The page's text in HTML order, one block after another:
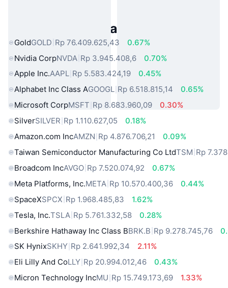
Aset Dunia Nyata Populer
GoldGOLD Rp 76.409.625,43
0.67%
Nvidia CorpNVDA Rp 3.945.408,6
0.70%
Apple Inc.AAPL Rp 5.583.424,19
0.45%
Alphabet Inc Class AGOOGL Rp 6.518.815,14
0.65%
Microsoft CorpMSFT Rp 8.683.960,09
0.30%
SilverSILVER Rp 1.110.627,05
0.18%
Amazon.com IncAMZN Rp 4.876.706,21
0.09%
Taiwan Semiconductor Manufacturing Co LtdTSM Rp
Broadcom IncAVGO Rp 7.520.074,92
0.67%
Meta Platforms, Inc.META Rp 10.570.400,36
0.44%
SpaceXSPCX Rp 1.968.485,83
1.62%
Tesla, Inc.TSLA Rp 5.761.332,58
0.28%
Berkshire Hathaway Inc Class BBRK.B Rp 9.278.745,76
SK HynixSKHY Rp 2.641.992,34
2.11%
Eli Lilly And CoLLY Rp 20.994.012,46
0.43%
Micron Technology IncMU Rp 15.749.173,69
1.33%